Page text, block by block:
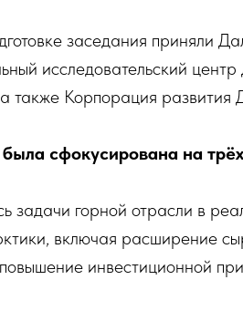
заседания приняли
исследовательский
также Корпорация развития
сфокусирована на
задачи горной отрасли в
включая расширение
инвестиционной